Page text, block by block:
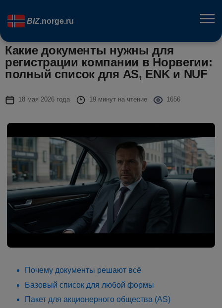
BIZ.norge.ru
Какие документы нужны для
регистрации компании в Норвегии:
полный список для AS, ENK и NUF
18 мая 2026 года 19 минут на чтение 1656
Почему документы решают всё
Базовый список для любой формы
Пакет для акционерного общества (AS)